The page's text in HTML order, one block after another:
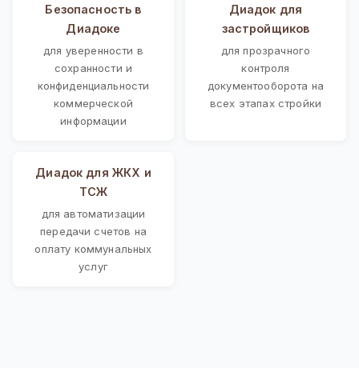
Безопасность в
Диадоке
для уверенности в
сохранности и
конфиденциальности
коммерческой
информации
Диадок для
застройщиков
для прозрачного
контроля
документооборота на
всех этапах стройки
Диадок для ЖКХ и
ТСЖ
для автоматизации
передачи счетов на
оплату коммунальных
услуг